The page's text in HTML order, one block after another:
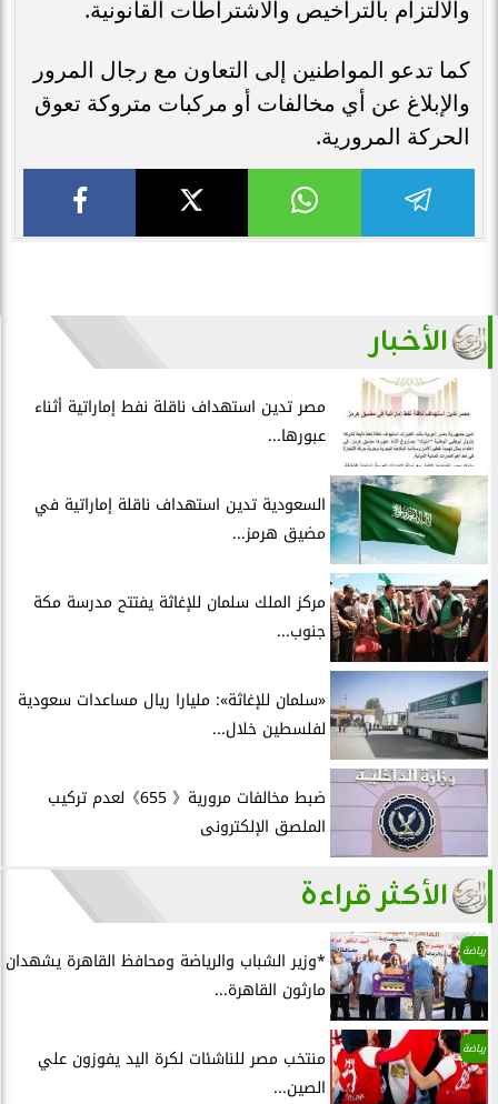
والالتزام بالتراخيص والاشتراطات القانونية.
كما تدعو المواطنين إلى التعاون مع رجال المرور
والإبلاغ عن أي مخالفات أو مركبات متروكة تعوق
الحركة المرورية.
الأخبار
مصر تدين استهداف ناقلة نفط إماراتية أثناء
عبورها...
السعودية تدين استهداف ناقلة إماراتية في
مضيق هرمز...
مركز الملك سلمان للإغاثة يفتتح مدرسة مكة
جنوب...
«سلمان للإغاثة»: مليارا ريال مساعدات سعودية
لفلسطين خلال...
ضبط مخالفات مرورية《 655》لعدم تركيب
الملصق الإلكترونى
الأكثر قراءة
رياضة
*وزير الشباب والرياضة ومحافظ القاهرة يشهدان
مارثون القاهرة...
رياضة
منتخب مصر للناشئات لكرة اليد يفوزون علي
الصين...